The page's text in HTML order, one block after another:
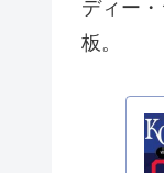
ディー
板。